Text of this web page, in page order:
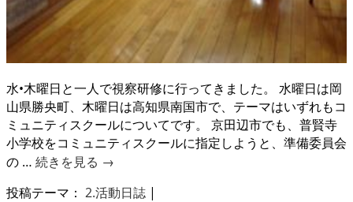
水•木曜日と一人で視察研修に行ってきました。 水曜日は岡
山県勝央町、木曜日は高知県南国市で、テーマはいずれもコ
ミュニティスクールについてです。 京田辺市でも、普賢寺
小学校をコミュニティスクールに指定しようと、準備委員会
の … 続きを見る →
投稿テーマ： 2.活動日誌 |